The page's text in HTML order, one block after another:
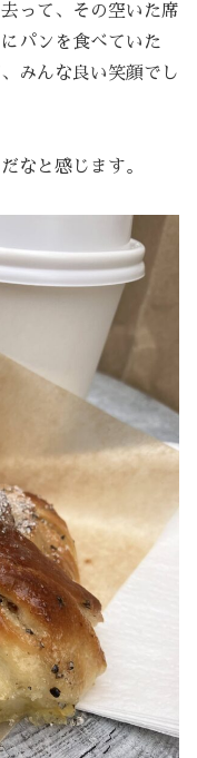
って、その空いた席
パンを食べていた
みんな良い笑顔でし
なと感じます。